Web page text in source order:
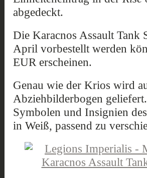
abgedeckt.
Die Karacnos Assault Tank
April vorbestellt werden
EUR erscheinen.
Genau wie der Krios wird
Abziehbilderbogen
Symbolen und Insignien
in Weiß, passend zu